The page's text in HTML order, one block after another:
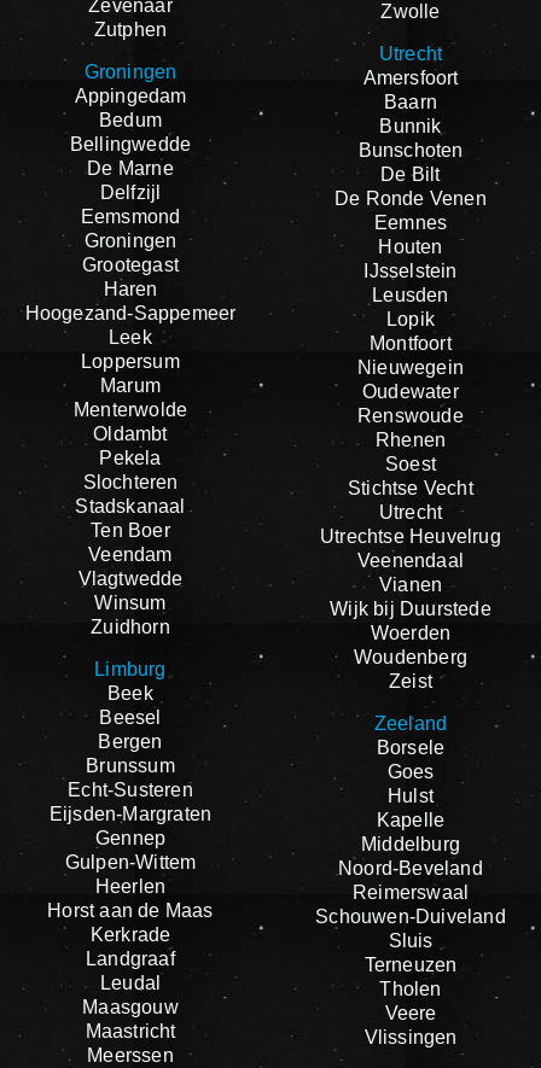
Zevenaar
Zutphen
Groningen
Appingedam
Bedum
Bellingwedde
De Marne
Delfzijl
Eemsmond
Groningen
Grootegast
Haren
Hoogezand-Sappemeer
Leek
Loppersum
Marum
Menterwolde
Oldambt
Pekela
Slochteren
Stadskanaal
Ten Boer
Veendam
Vlagtwedde
Winsum
Zuidhorn
Limburg
Beek
Beesel
Bergen
Brunssum
Echt-Susteren
Eijsden-Margraten
Gennep
Gulpen-Wittem
Heerlen
Horst aan de Maas
Kerkrade
Landgraaf
Leudal
Maasgouw
Maastricht
Meerssen
Zwolle
Utrecht
Amersfoort
Baarn
Bunnik
Bunschoten
De Bilt
De Ronde Venen
Eemnes
Houten
IJsselstein
Leusden
Lopik
Montfoort
Nieuwegein
Oudewater
Renswoude
Rhenen
Soest
Stichtse Vecht
Utrecht
Utrechtse Heuvelrug
Veenendaal
Vianen
Wijk bij Duurstede
Woerden
Woudenberg
Zeist
Zeeland
Borsele
Goes
Hulst
Kapelle
Middelburg
Noord-Beveland
Reimerswaal
Schouwen-Duiveland
Sluis
Terneuzen
Tholen
Veere
Vlissingen